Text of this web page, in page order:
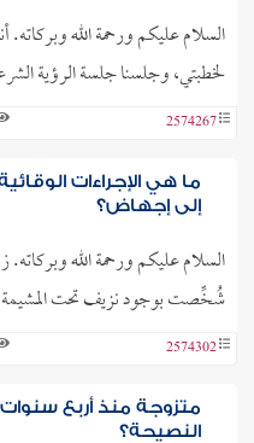
السلام عليكم ورحمة الله وبركاته.
لخطبتي، وجلسنا جلسة الرؤية
2574267
ما هي الإجراءات
إلى إجهاض؟
السلام عليكم ورحمة الله
شُخِّصت بوجود نزيف تحت
2574302
متزوجة منذ أربع سنوات
النصيحة؟